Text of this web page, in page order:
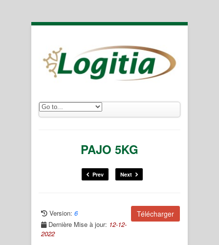
PAJO 5KG
Prev Next
Télécharger
Version: 6
Dernière Mise à jour: 12-12-
2022